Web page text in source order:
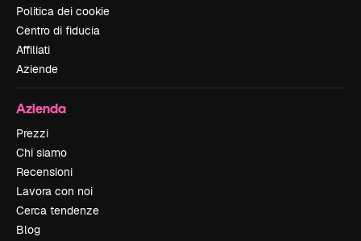
Politica dei cookie
Centro di fiducia
Affiliati
Aziende
Azienda
Prezzi
Chi siamo
Recensioni
Lavora con noi
Cerca tendenze
Blog